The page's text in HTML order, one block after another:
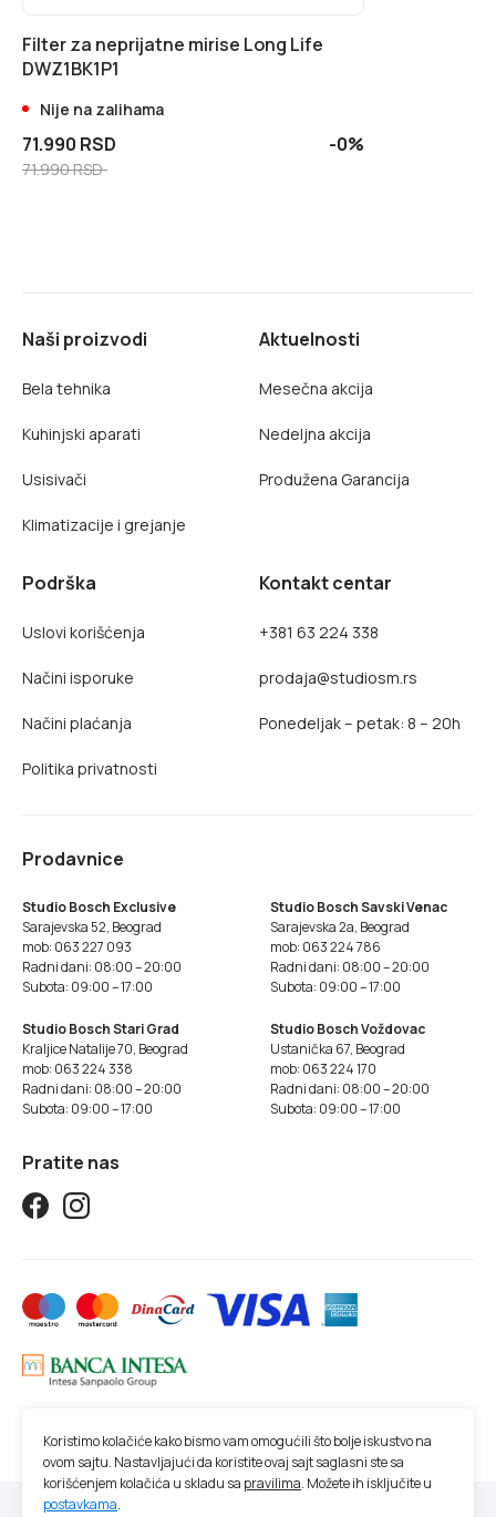
Filter za neprijatne mirise Long Life
DWZ1BK1P1
Nije na zalihama
71.990 RSD
71.990 RSD
-0%
Naši proizvodi
Bela tehnika
Kuhinjski aparati
Usisivači
Klimatizacije i grejanje
Aktuelnosti
Mesečna akcija
Nedeljna akcija
Produžena Garancija
Podrška
Uslovi korišćenja
Načini isporuke
Načini plaćanja
Politika privatnosti
Kontakt centar
+381 63 224 338
prodaja@studiosm.rs
Ponedeljak – petak: 8 – 20h
Prodavnice
Studio Bosch Exclusive
Sarajevska 52, Beograd
mob: 063 227 093
Radni dani: 08:00 – 20:00
Subota: 09:00 – 17:00
Studio Bosch Savski Venac
Sarajevska 2a, Beograd
mob: 063 224 786
Radni dani: 08:00 – 20:00
Subota: 09:00 – 17:00
Studio Bosch Stari Grad
Kraljice Natalije 70, Beograd
mob: 063 224 338
Radni dani: 08:00 – 20:00
Subota: 09:00 – 17:00
Studio Bosch Voždovac
Ustanička 67, Beograd
mob: 063 224 170
Radni dani: 08:00 – 20:00
Subota: 09:00 – 17:00
Pratite nas
Koristimo kolačiće kako bismo vam omogućili što bolje iskustvo na
ovom sajtu. Nastavljajući da koristite ovaj sajt saglasni ste sa
korišćenjem kolačića u skladu sa pravilima. Možete ih isključite u
postavkama.